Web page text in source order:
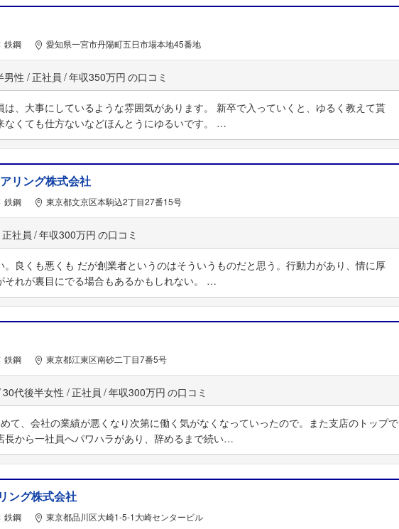
フォローしました
こちらの企業もフォローしませんか？
鉄鋼 愛知県一宮市丹陽町五日市場本地45番地
男性 正社員 年収350万円
は、大事にしているような雰囲気があります。 新卒で入っていくと、ゆるく教えて貰
なくても仕方ないなどほんとうにゆるいです。 …
リング株式会社
鉄鋼 東京都文京区本駒込2丁目27番15号
正社員 年収300万円
。良くも悪くも だが創業者というのはそういうものだと思う。行動力があり、情に厚
それが裏目にでる場合もあるかもしれない。 …
鉄鋼 東京都江東区南砂二丁目7番5号
30代後半女性 正社員 年収300万円
て、会社の業績が悪くなり次第に働く気がなくなっていったので。また支店のトップで
長から一社員へパワハラがあり、辞めるまで続い…
ング株式会社
鉄鋼 東京都品川区大崎1-5-1大崎センタービル